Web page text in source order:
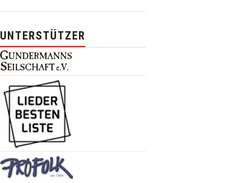
UNTERSTÜTZER